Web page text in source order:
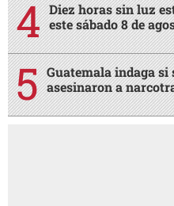
Diez horas sin luz
este sábado 8 de
Guatemala indaga
asesinaron a